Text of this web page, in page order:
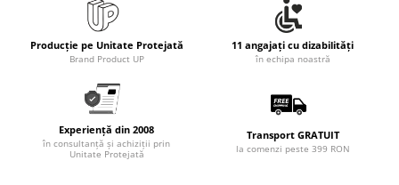
Articole pentru rufe, casa,
geamuri, mobila
Articole pentru birou, suprafete,
Intretinere si odorizante masina
Producție pe Unitate Protejată
Brand Product UP
11 angajați cu dizabilități
în echipa noastră
Experiență din 2008
în consultanță și achiziții prin
Unitate Protejată
Transport GRATUIT
la comenzi peste 399 RON